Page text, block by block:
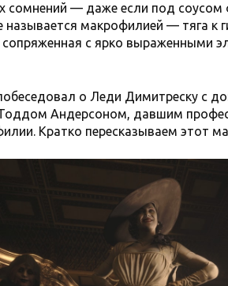
сомнений — даже если под соусом
называется макрофилией — тяга к
с ярко выраженными
о Леди Димитреску с
Андерсоном, давшим
Кратко пересказываем этот